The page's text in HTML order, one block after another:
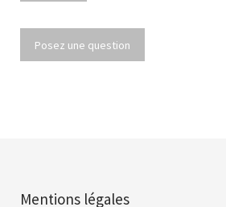
Posez une question
Mentions légales